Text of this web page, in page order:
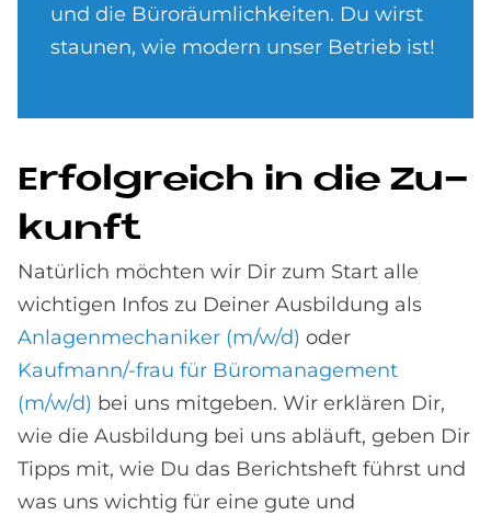
und die Büroräumlichkeiten. Du wirst
staunen, wie modern unser Betrieb ist!
Er­folg­reich in die Zu­
kun­ft
Natürlich möchten wir Dir zum Start alle
wichtigen Infos zu Deiner Ausbildung als
Anlagenmechaniker (m/w/d) oder
Kaufmann/-frau für Büromanagement
(m/w/d) bei uns mitgeben. Wir erklären Dir,
wie die Ausbildung bei uns abläuft, geben Dir
Tipps mit, wie Du das Berichtsheft führst und
was uns wichtig für eine gute und